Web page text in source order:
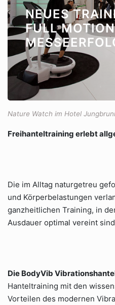
NEUES
FULL
Nature Watch im Hotel
Freihanteltraining erlebt
Die im Alltag naturgetreu
und Körperbelastungen
ganzheitlichen Training, in
Ausdauer optimal vereint
Die BodyVib
Hanteltraining mit den
Vorteilen des modernen